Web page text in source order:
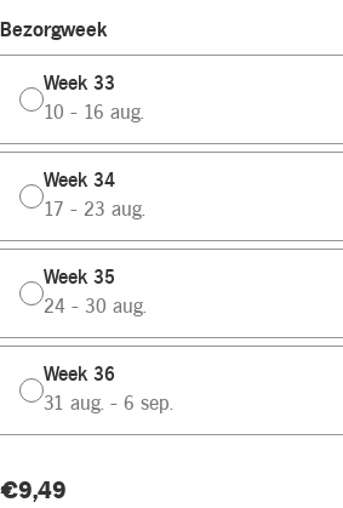
Bezorgweek
Week 33
10 - 16 aug.
Week 34
17 - 23 aug.
Week 35
24 - 30 aug.
Week 36
31 aug. - 6 sep.
Huidige
Product
€9,49